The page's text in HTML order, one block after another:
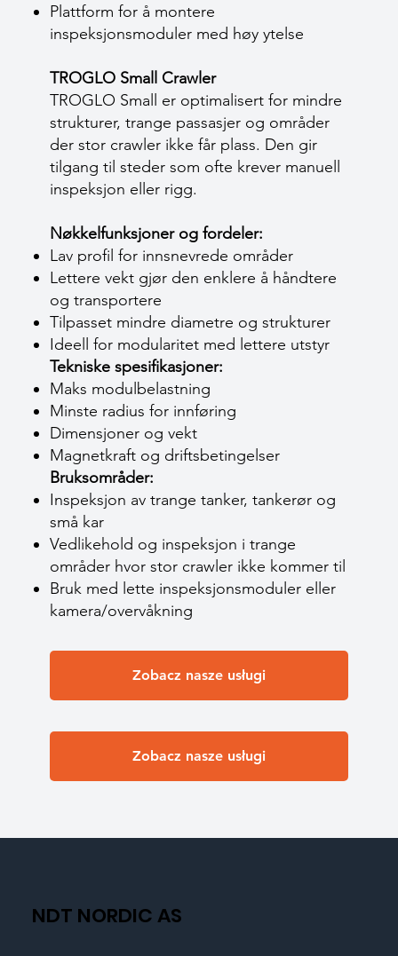
Plattform for å montere
inspeksjonsmoduler med høy ytelse
TROGLO Small Crawler
TROGLO Small er optimalisert for mindre
strukturer, trange passasjer og områder
der stor crawler ikke får plass. Den gir
tilgang til steder som ofte krever manuell
inspeksjon eller rigg.
Nøkkelfunksjoner og fordeler:
Lav profil for innsnevrede områder
Lettere vekt gjør den enklere å håndtere
og transportere
Tilpasset mindre diametre og strukturer
Ideell for modularitet med lettere utstyr
Tekniske spesifikasjoner:
Maks modulbelastning
Minste radius for innføring
Dimensjoner og vekt
Magnetkraft og driftsbetingelser
Bruksområder:
Inspeksjon av trange tanker, tankerør og
små kar
Vedlikehold og inspeksjon i trange
områder hvor stor crawler ikke kommer til
Bruk med lette inspeksjonsmoduler eller
kamera/overvåkning
Zobacz nasze usługi
Zobacz nasze usługi
NDT NORDIC AS